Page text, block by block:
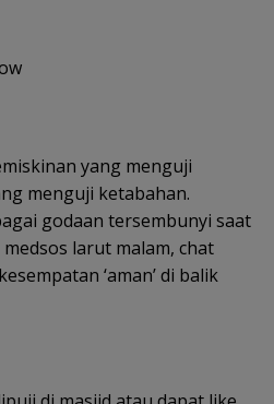
yang menguji
menguji ketabahan.
godaan tersembunyi saat
larut malam, chat
‘aman’ di balik